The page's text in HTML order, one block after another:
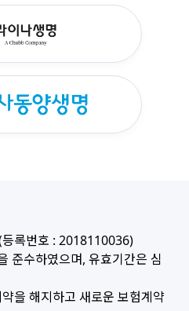
록번호 : 2018110036)
준수하였으며, 유효기간은 심
을 해지하고 새로운 보험계약